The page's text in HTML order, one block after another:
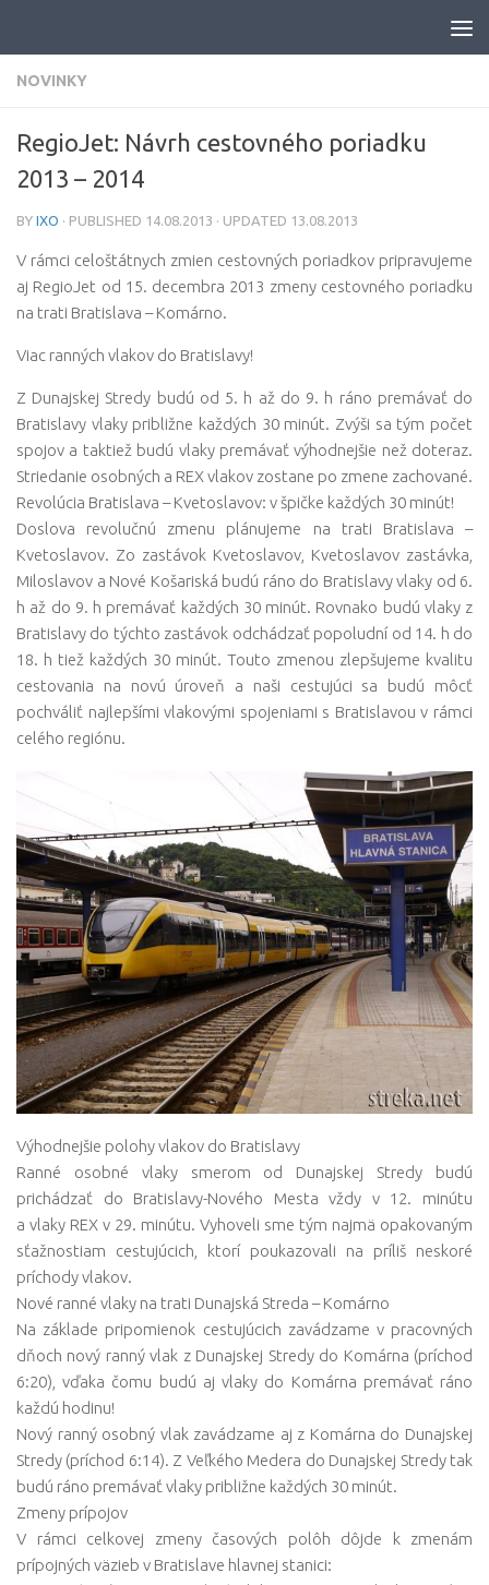
NOVINKY
RegioJet: Návrh cestovného poriadku
2013 – 2014
BY IXO · PUBLISHED 14.08.2013 · UPDATED 13.08.2013
V rámci celoštátnych zmien cestovných poriadkov pripravujeme
aj RegioJet od 15. decembra 2013 zmeny cestovného poriadku
na trati Bratislava – Komárno.
Viac ranných vlakov do Bratislavy!
Z Dunajskej Stredy budú od 5. h až do 9. h ráno premávať do
Bratislavy vlaky približne každých 30 minút. Zvýši sa tým počet
spojov a taktiež budú vlaky premávať výhodnejšie než doteraz.
Striedanie osobných a REX vlakov zostane po zmene zachované.
Revolúcia Bratislava – Kvetoslavov: v špičke každých 30 minút!
Doslova revolučnú zmenu plánujeme na trati Bratislava –
Kvetoslavov. Zo zastávok Kvetoslavov, Kvetoslavov zastávka,
Miloslavov a Nové Košariská budú ráno do Bratislavy vlaky od 6.
h až do 9. h premávať každých 30 minút. Rovnako budú vlaky z
Bratislavy do týchto zastávok odchádzať popoludní od 14. h do
18. h tiež každých 30 minút. Touto zmenou zlepšujeme kvalitu
cestovania na novú úroveň a naši cestujúci sa budú môcť
pochváliť najlepšími vlakovými spojeniami s Bratislavou v rámci
celého regiónu.
Výhodnejšie polohy vlakov do Bratislavy
Ranné osobné vlaky smerom od Dunajskej Stredy budú
prichádzať do Bratislavy-Nového Mesta vždy v 12. minútu
a vlaky REX v 29. minútu. Vyhoveli sme tým najmä opakovaným
sťažnostiam cestujúcich, ktorí poukazovali na príliš neskoré
príchody vlakov.
Nové ranné vlaky na trati Dunajská Streda – Komárno
Na základe pripomienok cestujúcich zavádzame v pracovných
dňoch nový ranný vlak z Dunajskej Stredy do Komárna (príchod
6:20), vďaka čomu budú aj vlaky do Komárna premávať ráno
každú hodinu!
Nový ranný osobný vlak zavádzame aj z Komárna do Dunajskej
Stredy (príchod 6:14). Z Veľkého Medera do Dunajskej Stredy tak
budú ráno premávať vlaky približne každých 30 minút.
Zmeny prípojov
V rámci celkovej zmeny časových polôh dôjde k zmenám
prípojných väzieb v Bratislave hlavnej stanici: